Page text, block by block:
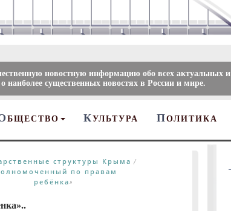
новостную информацию обо всех актуальных
наиболее существенных новостях в России и мире.
БЩЕСТВО КУЛЬТУРА ПОЛИТИКА
структуры Крыма /
по правам
ребёнка»